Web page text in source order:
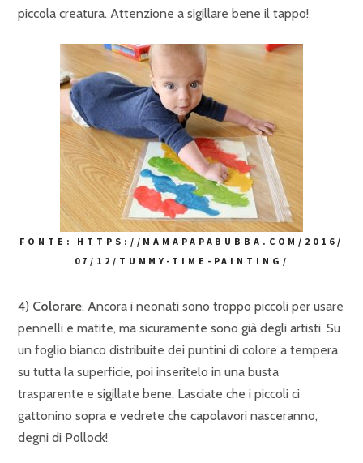
piccola creatura. Attenzione a sigillare bene il tappo!
FONTE: HTTPS://MAMAPAPABUBBA.COM/2016/
07/12/TUMMY-TIME-PAINTING/
4) Colorare. Ancora i neonati sono troppo piccoli per usare
pennelli e matite, ma sicuramente sono già degli artisti. Su
un foglio bianco distribuite dei puntini di colore a tempera
su tutta la superficie, poi inseritelo in una busta
trasparente e sigillate bene. Lasciate che i piccoli ci
gattonino sopra e vedrete che capolavori nasceranno,
degni di Pollock!